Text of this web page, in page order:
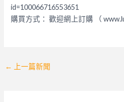
id=100066716553651
購買方式： 歡迎網上訂購 （
Post
← 上一篇新聞